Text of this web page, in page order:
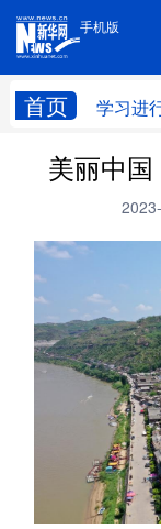
手机版
首页 学习进
手机版
学习进行时
台湾
文化
食品
美丽中